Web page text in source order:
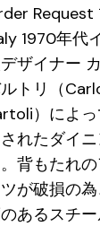
Request
1970年代
ザイナー
トリ（
）によっ
れたダイ
背もたれ
が破損の
あるスチ